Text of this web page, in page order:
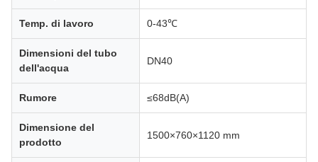
Temp. di lavoro 0-43℃
Dimensioni del tubo
dell'acqua
DN40
Rumore ≤68dB(A)
Dimensione del
prodotto
1500×760×1120 mm